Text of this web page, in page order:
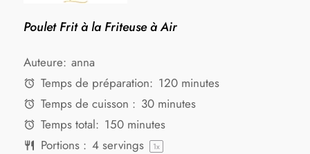
Poulet Frit à la Friteuse à Air
Auteure: anna
Temps de préparation: 120 minutes
Temps de cuisson : 30 minutes
Temps total: 150 minutes
Portions : 4servings 1x